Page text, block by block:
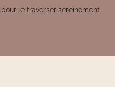
le traverser sereinement